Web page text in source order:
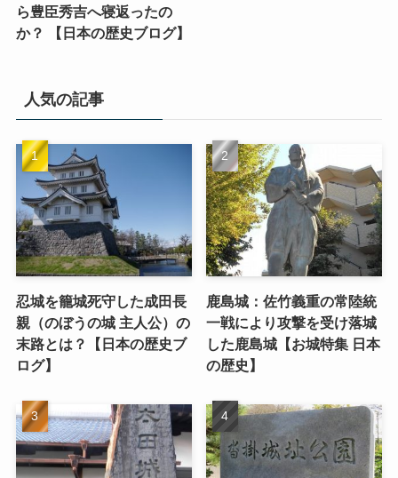
ら豊臣秀吉へ寝返ったの
か？ 【日本の歴史ブログ】
人気の記事
忍城を籠城死守した成田長
親（のぼうの城 主人公）の
末路とは？【日本の歴史ブ
ログ】
鹿島城：佐竹義重の常陸統
一戦により攻撃を受け落城
した鹿島城【お城特集 日本
の歴史】